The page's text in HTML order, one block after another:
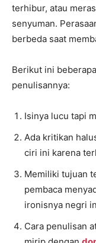
terhibur, atau
senyuman.
berbeda saat
Berikut ini
penulisannya:
Isinya lucu tapi
Ada kritikan
ciri ini karena
Memiliki tujuan
pembaca
ironisnya negri
Cara penulisan